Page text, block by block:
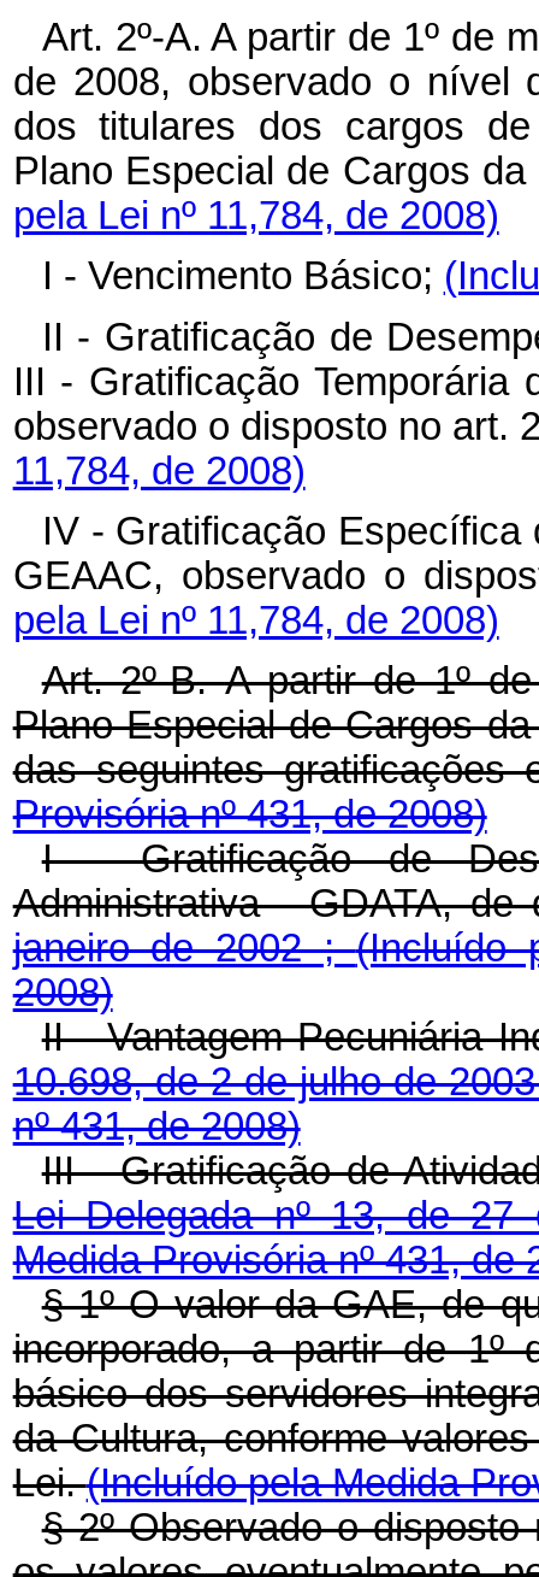
Art. 2º-A. A partir de 1º de
de 2008, observado o nível
dos titulares dos cargos
Plano Especial de Cargos
pela Lei nº 11,784, de 2008)
I - Vencimento Básico;
II - Gratificação de
III - Gratificação Temporária
observado o disposto no art.
11,784, de 2008)
IV - Gratificação Específica
GEAAC, observado o
pela Lei nº 11,784, de 2008)
Art. 2º-B.A partir de 1º
Plano Especial de Cargos
das seguintes gratificações
Provisória nº 431, de 2008)
I - Gratificação de
Administrativa - GDATA,
janeiro de 2002 ;(Incluído
2008)
II - Vantagem Pecuniária
10.698, de 2 de julho de
nº 431, de 2008)
III - Gratificação de
Lei Delegada nº 13, de
Medida Provisória nº 431, de
§ 1º O valor da GAE, de
incorporado, a partir de 1º
básico dos servidores
da Cultura, conforme
Lei.(Incluído pela Medida
§ 2º Observado o